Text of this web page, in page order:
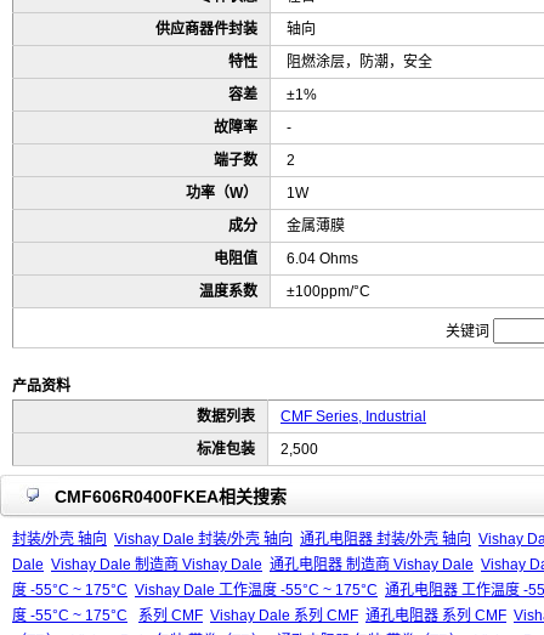
供应商器件封装
轴向
特性
阻燃涂层，防潮，安全
容差
±1%
故障率
-
端子数
2
功率（W）
1W
成分
金属薄膜
电阻值
6.04 Ohms
温度系数
±100ppm/°C
关键词
产品资料
数据列表
CMF Series, Industrial
标准包装
2,500
CMF606R0400FKEA相关搜索
封装/外壳 轴向 Vishay Dale 封装/外壳 轴向 通孔电阻器 封装/外壳 轴向 Vishay
Dale Vishay Dale 制造商 Vishay Dale 通孔电阻器 制造商 Vishay Dale Vishay
度 -55°C ~ 175°C Vishay Dale 工作温度 -55°C ~ 175°C 通孔电阻器 工作温度 -
度 -55°C ~ 175°C
系列 CMF Vishay Dale 系列 CMF 通孔电阻器 系列 CMF